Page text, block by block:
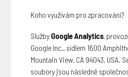
Koho využívám pro zpracování?
Služby Google Analytics,
Google Inc., sídlem 1600
Mountain View, CA 94043, USA.
soubory jsou následně